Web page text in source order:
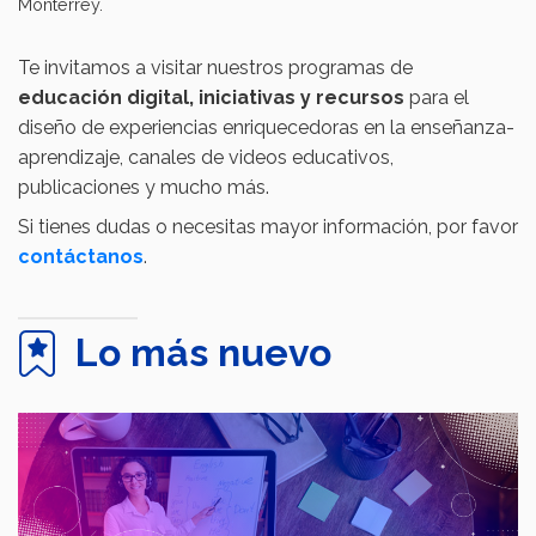
Monterrey.
Te invitamos a visitar nuestros programas de
educación digital, iniciativas y recursos para el
diseño de experiencias enriquecedoras en la enseñanza-
aprendizaje, canales de videos educativos,
publicaciones y mucho más.
Si tienes dudas o necesitas mayor información, por favor
contáctanos.
Lo más nuevo